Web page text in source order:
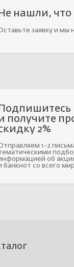
Не нашли, что
заявку и мы
Подпишитесь
получите
2%
1-2
об
банкнот со всего